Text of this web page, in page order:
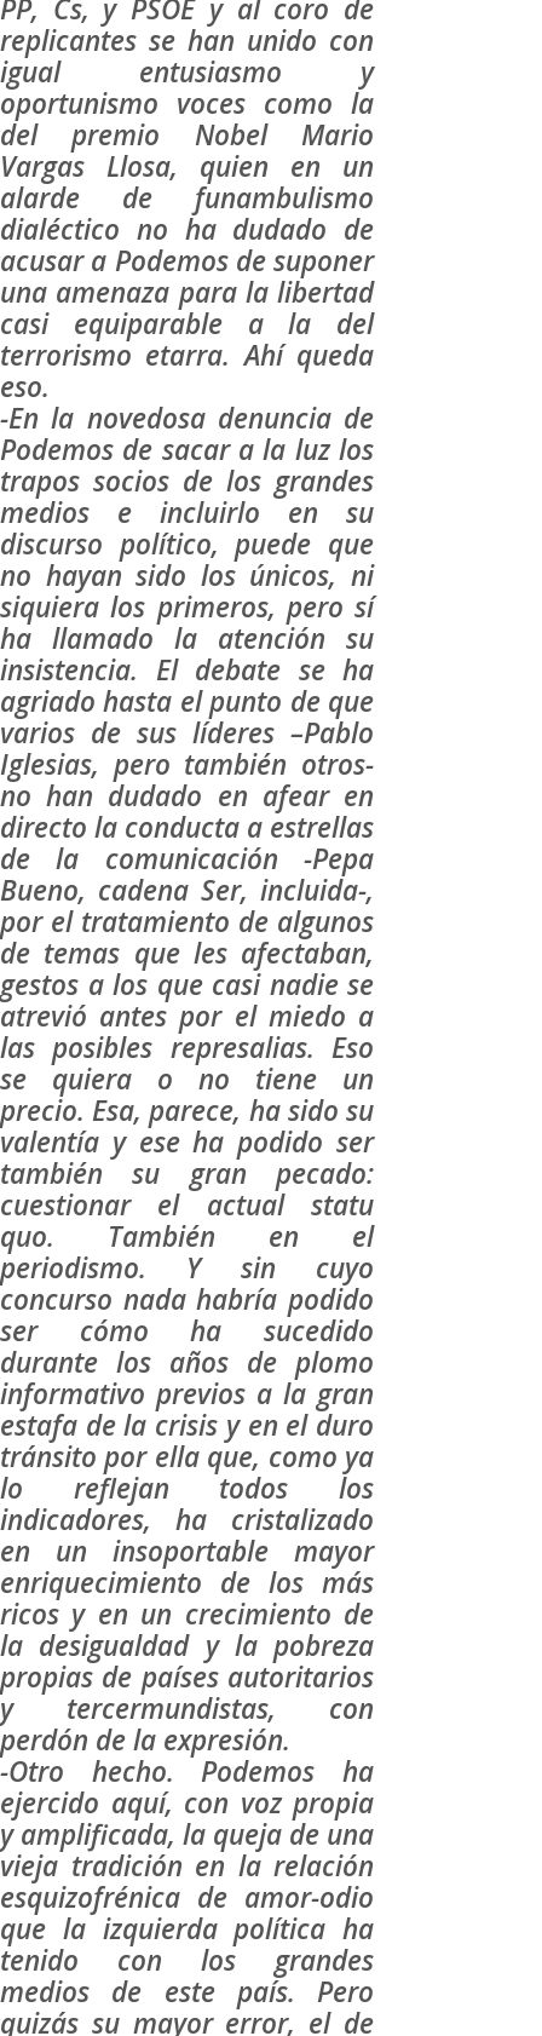
PP, Cs, y PSOE y al coro de
replicantes se han unido con
igual entusiasmo y
oportunismo voces como la
del premio Nobel Mario
Vargas Llosa, quien en un
alarde de funambulismo
dialéctico no ha dudado de
acusar a Podemos de suponer
una amenaza para la libertad
casi equiparable a la del
terrorismo etarra. Ahí queda
eso.
-En la novedosa denuncia de
Podemos de sacar a la luz los
trapos socios de los grandes
medios e incluirlo en su
discurso político, puede que
no hayan sido los únicos, ni
siquiera los primeros, pero sí
ha llamado la atención su
insistencia. El debate se ha
agriado hasta el punto de que
varios de sus líderes –Pablo
Iglesias, pero también otros-
no han dudado en afear en
directo la conducta a estrellas
de la comunicación -Pepa
Bueno, cadena Ser, incluida-,
por el tratamiento de algunos
de temas que les afectaban,
gestos a los que casi nadie se
atrevió antes por el miedo a
las posibles represalias. Eso
se quiera o no tiene un
precio. Esa, parece, ha sido su
valentía y ese ha podido ser
también su gran pecado:
cuestionar el actual statu
quo. También en el
periodismo. Y sin cuyo
concurso nada habría podido
ser cómo ha sucedido
durante los años de plomo
informativo previos a la gran
estafa de la crisis y en el duro
tránsito por ella que, como ya
lo reflejan todos los
indicadores, ha cristalizado
en un insoportable mayor
enriquecimiento de los más
ricos y en un crecimiento de
la desigualdad y la pobreza
propias de países autoritarios
y tercermundistas, con
perdón de la expresión.
-Otro hecho. Podemos ha
ejercido aquí, con voz propia
y amplificada, la queja de una
vieja tradición en la relación
esquizofrénica de amor-odio
que la izquierda política ha
tenido con los grandes
medios de este país. Pero
quizás su mayor error, el de